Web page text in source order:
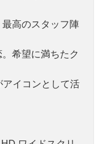
高のスタッフ陣
希望に満ちたク
アイコンとして活